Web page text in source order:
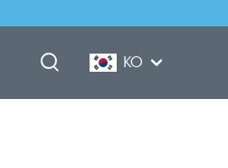
KO